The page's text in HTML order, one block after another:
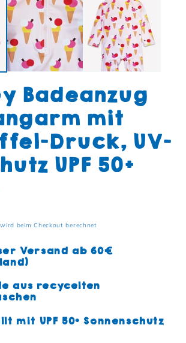
Badeanzug
mit
Druck, UV-
UPF 50+
wird beim Checkout berechnet
Versand ab 60€
aus recycelten
mit UPF 50+ Sonnenschutz